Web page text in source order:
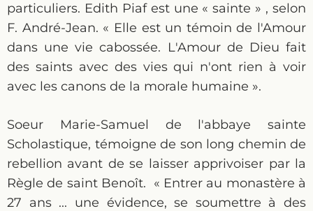
particuliers. Edith Piaf est une « sainte » , selon
F. André-Jean. « Elle est un témoin de l'Amour
dans une vie cabossée. L'Amour de Dieu fait
des saints avec des vies qui n'ont rien à voir
avec les canons de la morale humaine ».
Soeur Marie-Samuel de l'abbaye sainte
Scholastique, témoigne de son long chemin de
rebellion avant de se laisser apprivoiser par la
Règle de saint Benoît. « Entrer au monastère à
27 ans ... une évidence, se soumettre à des